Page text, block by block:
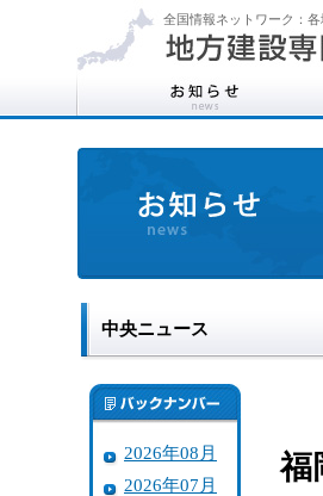
全国情報ネットワーク：
中央ニュース
2026年08月
2026年07月
福